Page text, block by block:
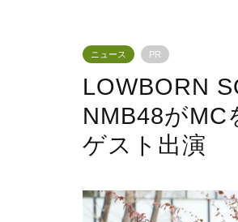
ニュース PR
LOWBORN
NMB48がMC
ゲスト出演